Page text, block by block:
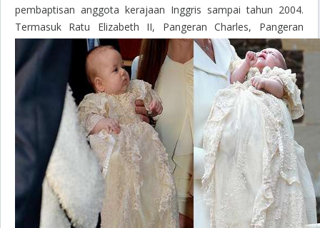
pembaptisan anggota kerajaan Inggris sampai tahun 2004.
Termasuk Ratu Elizabeth II, Pangeran Charles, Pangeran
William dan Pangeran Harry.